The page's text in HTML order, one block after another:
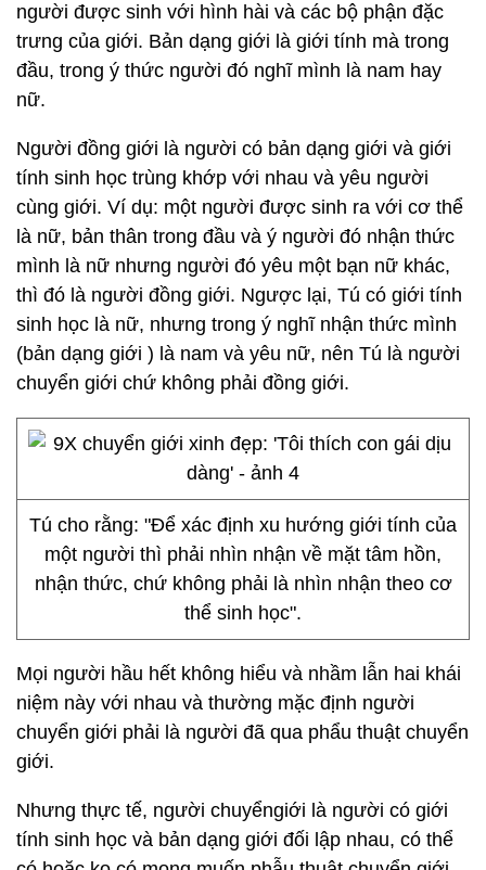
người được sinh với hình hài và các bộ phận đặc
trưng của giới. Bản dạng giới là giới tính mà trong
đầu, trong ý thức người đó nghĩ mình là nam hay
nữ.
Người đồng giới là người có bản dạng giới và giới
tính sinh học trùng khớp với nhau và yêu người
cùng giới. Ví dụ: một người được sinh ra với cơ thể
là nữ, bản thân trong đầu và ý người đó nhận thức
mình là nữ nhưng người đó yêu một bạn nữ khác,
thì đó là người đồng giới. Ngược lại, Tú có giới tính
sinh học là nữ, nhưng trong ý nghĩ nhận thức mình
(bản dạng giới ) là nam và yêu nữ, nên Tú là người
chuyển giới chứ không phải đồng giới.
Tú cho rằng: "Để xác định xu hướng giới tính của
một người thì phải nhìn nhận về mặt tâm hồn,
nhận thức, chứ không phải là nhìn nhận theo cơ
thể sinh học".
Mọi người hầu hết không hiểu và nhầm lẫn hai khái
niệm này với nhau và thường mặc định người
chuyển giới phải là người đã qua phẩu thuật chuyển
giới.
Nhưng thực tế, người chuyểngiới là người có giới
tính sinh học và bản dạng giới đối lập nhau, có thể